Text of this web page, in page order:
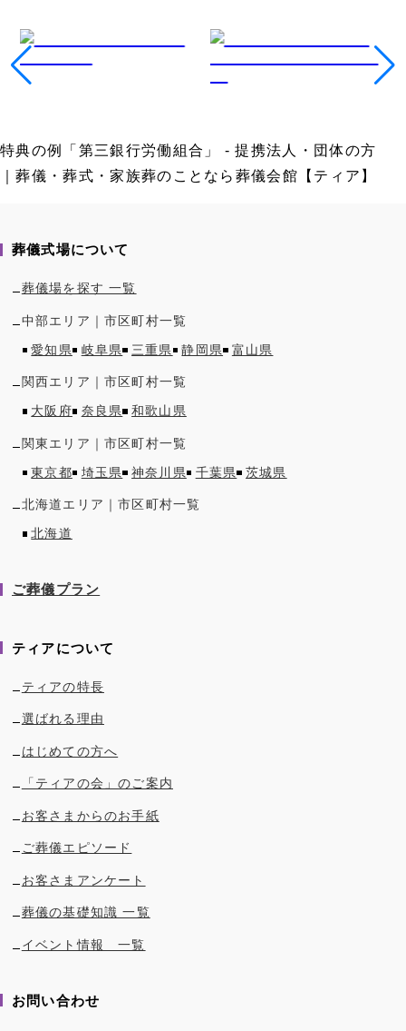
特典の例「第三銀行労働組合」 - 提携法人・団体の方
｜葬儀・葬式・家族葬のことなら葬儀会館【ティア】
葬儀式場について
葬儀場を探す 一覧
中部エリア｜市区町村一覧
愛知県
岐阜県 三重県 静岡県 富山県
関西エリア｜市区町村一覧
大阪府
奈良県 和歌山県
関東エリア｜市区町村一覧
東京都
埼玉県 神奈川県 千葉県 茨城県
北海道エリア｜市区町村一覧
北海道
ご葬儀プラン
ティアについて
ティアの特長
選ばれる理由
はじめての方へ
「ティアの会」のご案内
お客さまからのお手紙
ご葬儀エピソード
お客さまアンケート
葬儀の基礎知識 一覧
イベント情報 一覧
お問い合わせ